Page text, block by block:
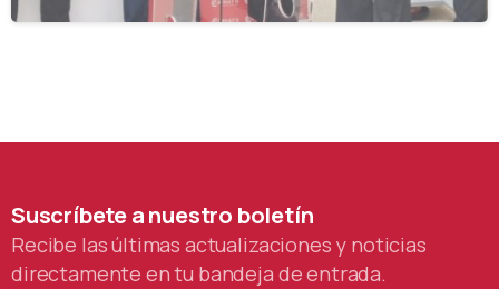
Suscríbeteanuestro boletín
Recibe las últimas actualizaciones y noticias
directamente en tu bandeja de entrada.